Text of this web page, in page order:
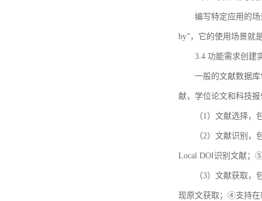
编写特定应用的场
by”，它的使用场景就
3.4 功能需求创建
一般的文献数据
献，学位论文和科技
（1）文献选择
（2）文献识别
Local DOI识别文献；
（3）文献获取
现原文获取；④支持在